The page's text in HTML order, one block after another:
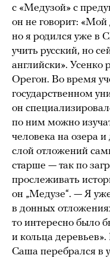
с «Медузой» с
он не говорит:
но я родился уже в
учить русский, но
английски». Усенко
Орегон. Во время
государственном
он
по ним можно
человека на озера
слой отложений
старше — так по
прослеживать
он „Медузе“. — Я
в донных
то интересно было
и кольца
Саша перебрался в